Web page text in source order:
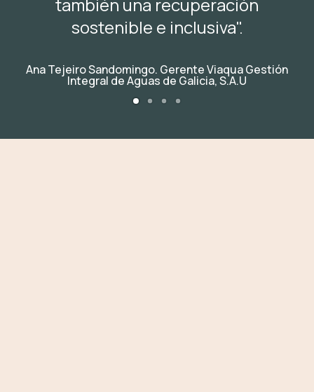
sostenible e inclusiva".
Ana Tejeiro Sandomingo. Gerente Viaqua Gestión
Integral de Aguas de Galicia, S.A.U